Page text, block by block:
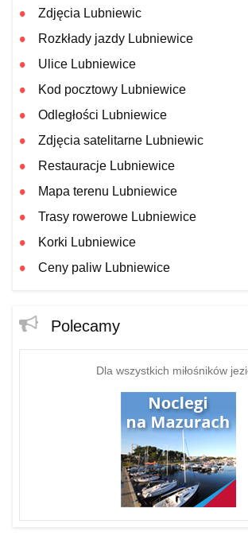
Zdjęcia Lubniewic
Rozkłady jazdy Lubniewice
Ulice Lubniewice
Kod pocztowy Lubniewice
Odległości Lubniewice
Zdjęcia satelitarne Lubniewic
Restauracje Lubniewice
Mapa terenu Lubniewice
Trasy rowerowe Lubniewice
Korki Lubniewice
Ceny paliw Lubniewice
Polecamy
Dla wszystkich miłośników